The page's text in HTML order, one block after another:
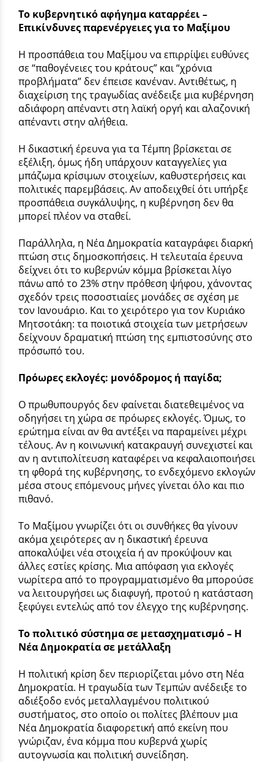
Το κυβερνητικό αφήγημα καταρρέει –
Επικίνδυνες παρενέργειες για το Μαξίμου
Η προσπάθεια του Μαξίμου να επιρρίψει ευθύνες
σε “παθογένειες του κράτους” και “χρόνια
προβλήματα” δεν έπεισε κανέναν. Αντιθέτως, η
διαχείριση της τραγωδίας ανέδειξε μια κυβέρνηση
αδιάφορη απέναντι στη λαϊκή οργή και αλαζονική
απέναντι στην αλήθεια.
Η δικαστική έρευνα για τα Τέμπη βρίσκεται σε
εξέλιξη, όμως ήδη υπάρχουν καταγγελίες για
μπάζωμα κρίσιμων στοιχείων, καθυστερήσεις και
πολιτικές παρεμβάσεις. Αν αποδειχθεί ότι υπήρξε
προσπάθεια συγκάλυψης, η κυβέρνηση δεν θα
μπορεί πλέον να σταθεί.
Παράλληλα, η Νέα Δημοκρατία καταγράφει διαρκή
πτώση στις δημοσκοπήσεις. Η τελευταία έρευνα
δείχνει ότι το κυβερνών κόμμα βρίσκεται λίγο
πάνω από το 23% στην πρόθεση ψήφου, χάνοντας
σχεδόν τρεις ποσοστιαίες μονάδες σε σχέση με
τον Ιανουάριο. Και το χειρότερο για τον Κυριάκο
Μητσοτάκη: τα ποιοτικά στοιχεία των μετρήσεων
δείχνουν δραματική πτώση της εμπιστοσύνης στο
πρόσωπό του.
Πρόωρες εκλογές: μονόδρομος ή παγίδα;
Ο πρωθυπουργός δεν φαίνεται διατεθειμένος να
οδηγήσει τη χώρα σε πρόωρες εκλογές. Όμως, το
ερώτημα είναι αν θα αντέξει να παραμείνει μέχρι
τέλους. Αν η κοινωνική κατακραυγή συνεχιστεί και
αν η αντιπολίτευση καταφέρει να κεφαλαιοποιήσει
τη φθορά της κυβέρνησης, το ενδεχόμενο εκλογών
μέσα στους επόμενους μήνες γίνεται όλο και πιο
πιθανό.
Το Μαξίμου γνωρίζει ότι οι συνθήκες θα γίνουν
ακόμα χειρότερες αν η δικαστική έρευνα
αποκαλύψει νέα στοιχεία ή αν προκύψουν και
άλλες εστίες κρίσης. Μια απόφαση για εκλογές
νωρίτερα από το προγραμματισμένο θα μπορούσε
να λειτουργήσει ως διαφυγή, προτού η κατάσταση
ξεφύγει εντελώς από τον έλεγχο της κυβέρνησης.
Το πολιτικό σύστημα σε μετασχηματισμό – Η
Νέα Δημοκρατία σε μετάλλαξη
Η πολιτική κρίση δεν περιορίζεται μόνο στη Νέα
Δημοκρατία. Η τραγωδία των Τεμπών ανέδειξε το
αδιέξοδο ενός μεταλλαγμένου πολιτικού
συστήματος, στο οποίο οι πολίτες βλέπουν μια
Νέα Δημοκρατία διαφορετική από εκείνη που
γνώριζαν, ένα κόμμα που κυβερνά χωρίς
αυτογνωσία και πολιτική συνείδηση.